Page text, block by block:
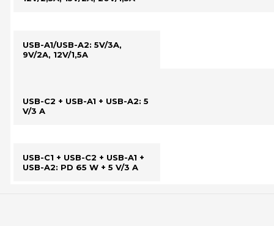
USB-A1/USB-A2: 5V/3A,
9V/2A, 12V/1,5A
USB-C2 + USB-A1 + USB-A2: 5
V/3 A
USB-C1 + USB-C2 + USB-A1 +
USB-A2: PD 65 W + 5 V/3 A